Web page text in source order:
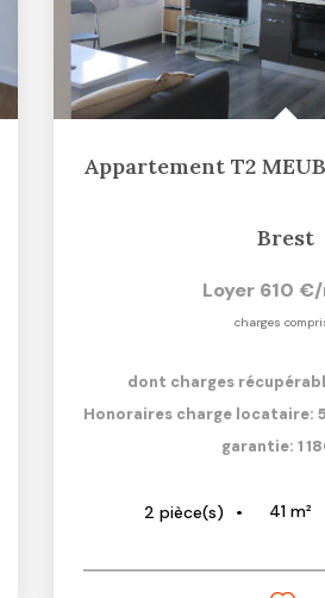
Brest
Loyer 610
charges
dont charges
Honoraires charge locataire:
garantie: 1
2 pièce(s) 41 m²